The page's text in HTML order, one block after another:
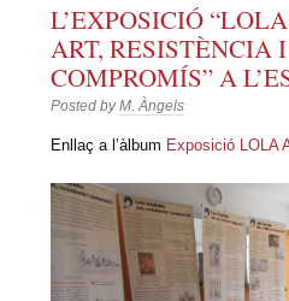
L’EXPOSICIÓ
ART, RESISTÈNCIA I
COMPROMÍS” A
Posted byM. Àngels
Enllaç a l’àlbum Exposició LOLA